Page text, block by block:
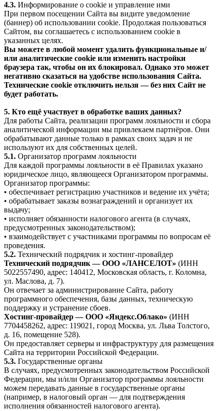
4.3. Информирование о cookie и управление ими
При первом посещении Сайта вы видите уведомление
(баннер) об использовании cookie. Продолжая пользоваться
Сайтом, вы соглашаетесь с использованием cookie в
указанных целях.
Вы можете в любой момент удалить функциональные и/
или аналитические cookie или изменить настройки
браузера так, чтобы он их блокировал. Однако это может
негативно сказаться на удобстве использования Сайта.
Технические cookie отключить нельзя — без них Сайт не
будет работать.
5. Кто ещё участвует в обработке ваших данных?
Для работы Сайта, реализации программ лояльности и сбора
аналитической информации мы привлекаем партнёров. Они
обрабатывают данные только в рамках своих задач и не
используют их для собственных целей.
5.1. Организатор программ лояльности
Для каждой программы лояльности в её Правилах указано
юридическое лицо, являющееся Организатором программы.
Организатор программы:
• обеспечивает регистрацию участников и ведение их учёта;
• обрабатывает заказы вознаграждений и организует их
выдачу;
• исполняет обязанности налогового агента (в случаях,
предусмотренных законодательством);
• взаимодействует с участниками программы по вопросам её
проведения.
5.2. Технический подрядчик и хостинг-провайдер
Технический подрядчик — ООО «ЛАНСЕЛОТ» (ИНН
5022557490, адрес: 140412, Московская область, г. Коломна,
ул. Маслова, д. 7).
Он отвечает за администрирование Сайта, работу
программного обеспечения, базы данных, техническую
поддержку и устранение сбоев.
Хостинг-провайдер — ООО «Яндекс.Облако» (ИНН
7704458262, адрес: 119021, город Москва, ул. Льва Толстого,
д. 16, помещение 528).
Он предоставляет серверы и инфраструктуру для размещения
Сайта на территории Российской Федерации.
5.3. Государственные органы
В случаях, предусмотренных законодательством Российской
Федерации, мы и/или Организатор программы лояльности
можем передавать данные в государственные органы
(например, в налоговый орган — для подтверждения
исполнения обязанностей налогового агента).